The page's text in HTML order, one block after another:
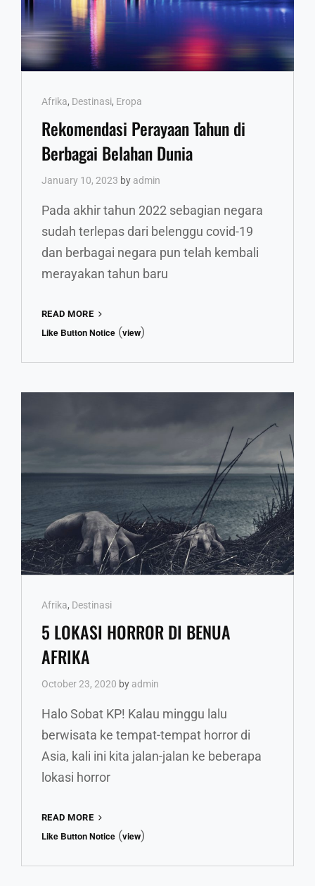
Cat
Links
Afrika, Destinasi, Eropa
Rekomendasi Perayaan Tahun di
Berbagai Belahan Dunia
January 10, 2023 by admin
Pada akhir tahun 2022 sebagian negara
sudah terlepas dari belenggu covid-19
dan berbagai negara pun telah kembali
merayakan tahun baru
READ MORE
PERAYAAN
Like Button Notice (view)
Cat
Links
Afrika, Destinasi
5 LOKASI HORROR DI BENUA
AFRIKA
October 23, 2020 by admin
Halo Sobat KP! Kalau minggu lalu
berwisata ke tempat-tempat horror di
Asia, kali ini kita jalan-jalan ke beberapa
lokasi horror
READ MORE
LOKASI
Like Button Notice (view)